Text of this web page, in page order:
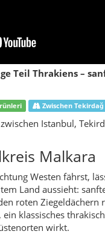
ein klassisches
wirkt.
für
Küche
direkten Humor.
Traktoren auf
Schauplatz
und Makedonen
davon sind bis heute
von Burgen, die über
Kleinstadt.